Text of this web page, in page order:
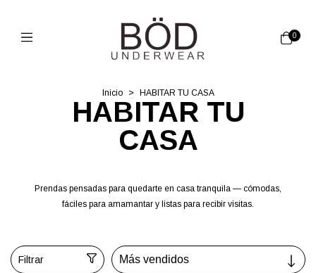
0
Inicio > HABITAR TU CASA
HABITAR TU
CASA
Prendas pensadas para quedarte en casa tranquila — cómodas,
fáciles para amamantar y listas para recibir visitas.
Filtrar